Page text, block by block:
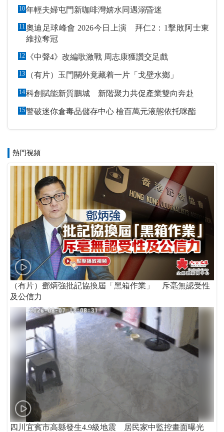
10年輕夫婦屯門新咖啡灣嬉水同遇溺昏迷
11奧迪足球峰會 2026今日上演 拜仁2：1擊敗阿士東
維拉奪冠
12 《中聲4》改編歌激戰 周志康獲讚交足戲
13 （有片）玉門關外竟藏着一片「戈壁水鄉」
14科創賦能新質鵬城 新階聚力共促產業雙向奔赴
15警破迷你倉毒品儲存中心 檢百萬元液態依托咪酯
熱門視頻
（有片）鄧炳強批記協換屆「黑箱作業」 斥毫無認受性
及公信力
四川宜賓市高縣發生4.9級地震 居民家中監控畫面曝光